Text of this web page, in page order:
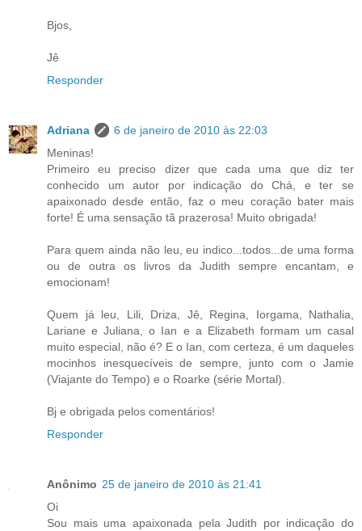
Bjos,
Jê
Responder
Adriana
6 de janeiro de 2010 às 22:03
Meninas!
Primeiro eu preciso dizer que cada uma que diz ter
conhecido um autor por indicação do Chá, e ter se
apaixonado desde então, faz o meu coração bater mais
forte! É uma sensação tã prazerosa! Muito obrigada!
Para quem ainda não leu, eu indico...todos...de uma forma
ou de outra os livros da Judith sempre encantam, e
emocionam!
Quem já leu, Lili, Driza, Jê, Regina, Iorgama, Nathalia,
Lariane e Juliana, o Ian e a Elizabeth formam um casal
muito especial, não é? E o Ian, com certeza, é um daqueles
mocinhos inesquecíveis de sempre, junto com o Jamie
(Viajante do Tempo) e o Roarke (série Mortal).
Bj e obrigada pelos comentários!
Responder
Anônimo 25 de janeiro de 2010 às 21:41
Oi
Sou mais uma apaixonada pela Judith por indicação do